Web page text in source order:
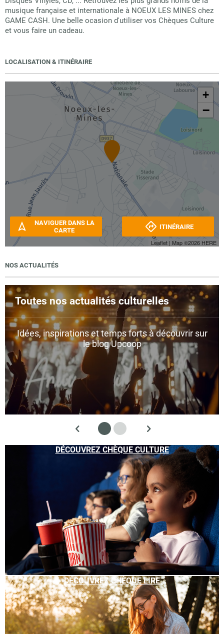
musique française et internationale à NOEUX LES MINES chez
GAME CASH. Une belle ocasion d'utiliser vos Chèques Culture
et vous faire un cadeau.
LOCALISATION & ITINÉRAIRE
+
−
Leaflet | Map ©2026 HERE
NAVIGUER DANS LA
CARTE
ITINÉRAIRE
NOS ACTUALITÉS
Toutes nos actualités culturelles
Idées, inspirations et temps forts à découvrir sur
le blog Upcoop
DÉCOUVREZ CHÈQUE CULTURE
DÉCOUVREZ CHÈQUE LIRE